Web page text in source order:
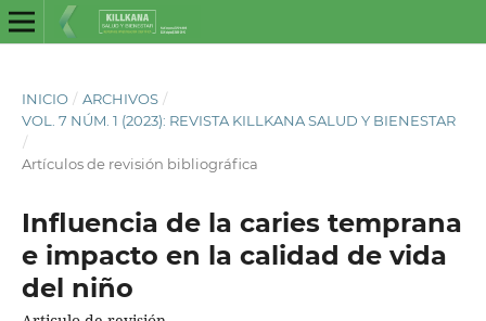
INICIO / ARCHIVOS /
VOL. 7 NÚM. 1 (2023): REVISTA KILLKANA SALUD Y BIENESTAR
/
Artículos de revisión bibliográfica
Influencia de la caries temprana
e impacto en la calidad de vida
del niño